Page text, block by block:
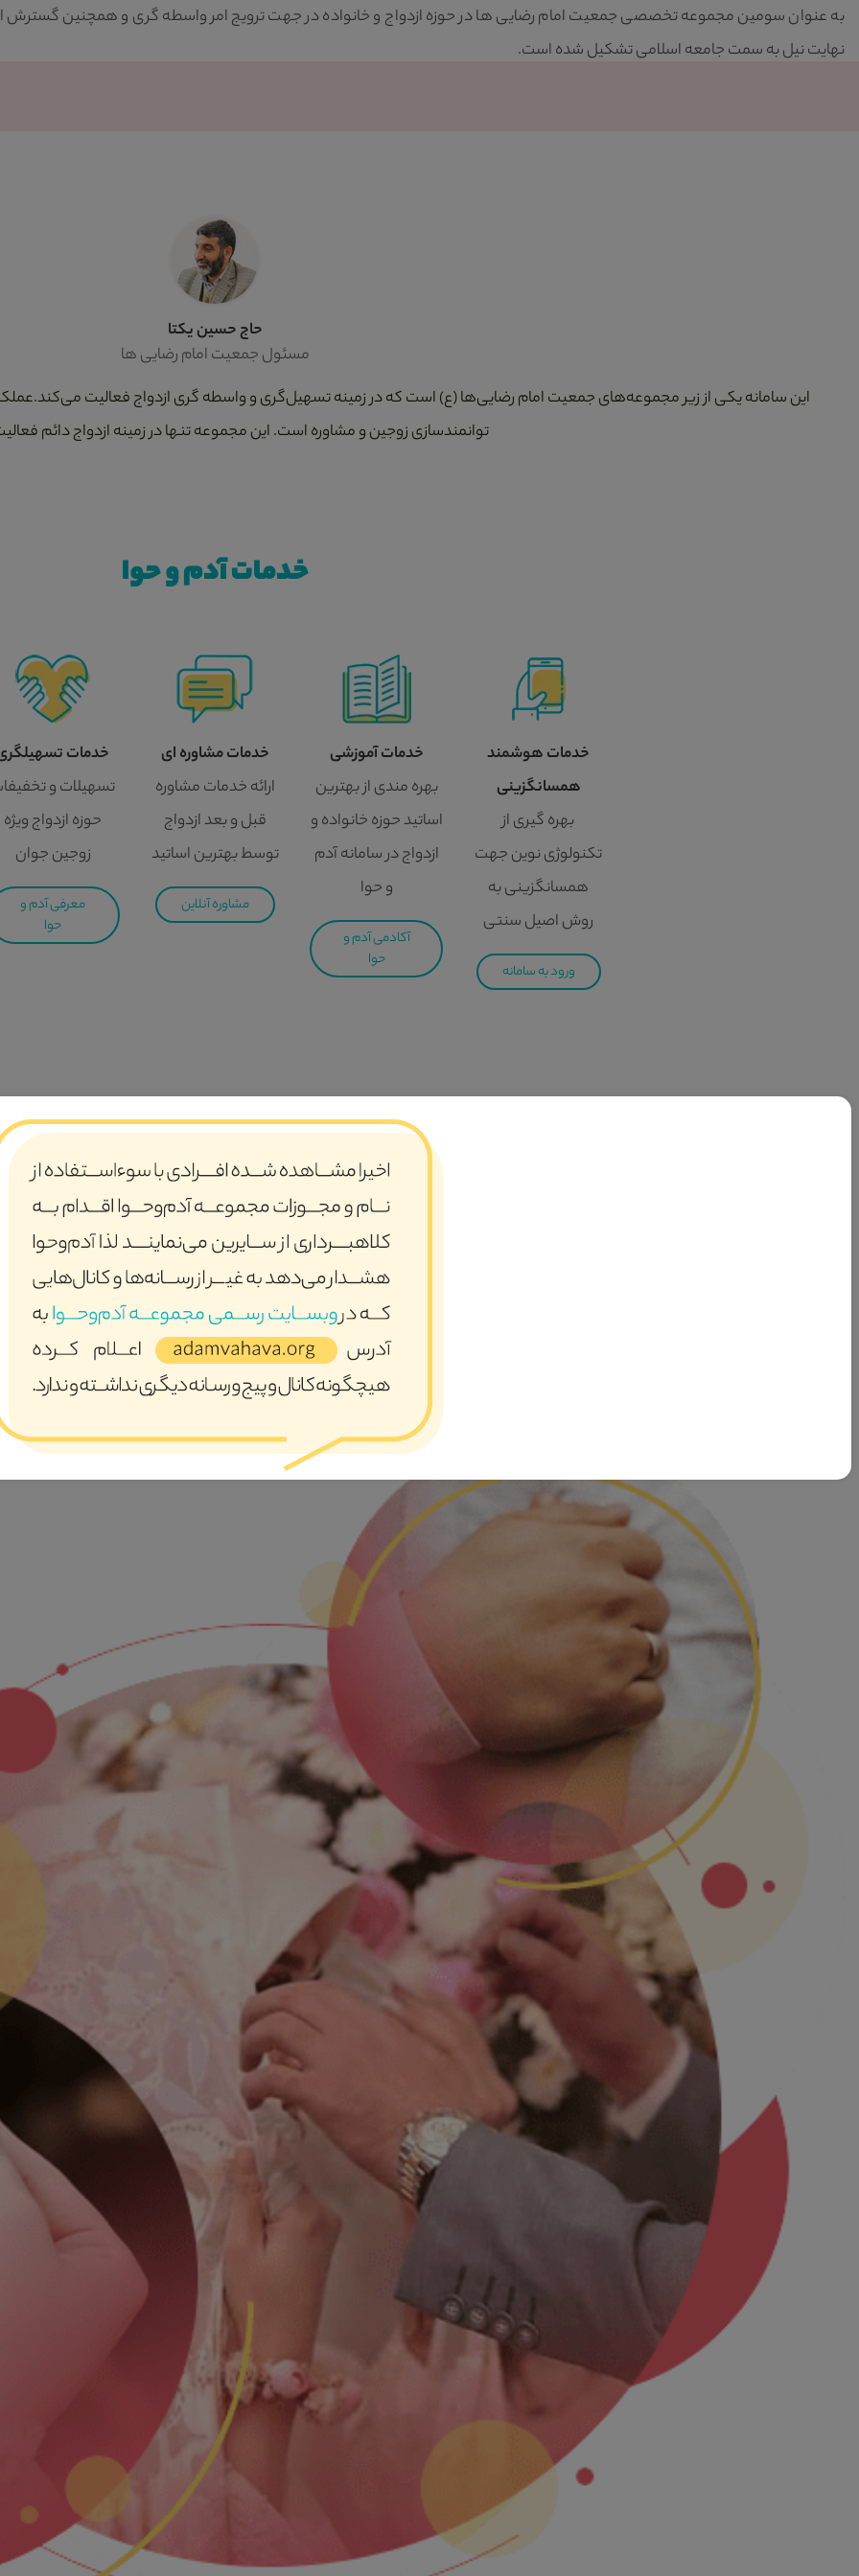
به عنوان سومین مجموعه تخصصی جمعیت امام رضایی ها در حوزه ازدواج و خانواده در جهت ترویج امر واسطه گری و همچنین گسترش
نهایت نیل به سمت جامعه اسلامی تشکیل شده است.
حاج حسین یکتا
مسئول جمعیت امام رضایی ها
این سامانه یکی از زیر مجموعه‌های جمعیت امام رضایی‌ها (ع) است که در زمینه تسهیل‌گری و واسطه گری ازدواج فعالیت
توانمندسازی زوجین و مشاوره است. این مجموعه تنها در زمینه ازدواج دائم
خدمات آدم و حوا
خدمات هوشمند
همسانگزینی
بهره گیری از
تکنولوژی نوین جهت
همسانگزینی به
روش اصیل سنتی
ورود به سامانه
خدمات آموزشی
بهره مندی از بهترین
اساتید حوزه خانواده و
ازدواج در سامانه آدم
و حوا
آکادمی آدم و
حوا
خدمات مشاوره ای
ارائه خدمات مشاوره
قبل و بعد ازدواج
توسط بهترین اساتید
مشاوره آنلاین
خدمات
تسهیلات و
حوزه ازدواج ویژه
زوجین جوان
معرفی آدم و
حوا
مجموعه توانمندسازی و تسهیلگری ازدواج آدم و حوا بعنوان سومین مجموعه تخصصی جمعیت امام رضایی ها با مسئولیت حاج حسین
رهبری نسبت به ترویج امر واسطه گری و همچنین گسترش ازدواج صحیح اسلامی و شکل‌گیری خانواده بر مبنای تعالیم اسلام و قرآن و در
بحث واسطه‌گری یا شفاعت در ازدواج، در فرمایشات خدای متعال و معصومین علیهم‌السلام ذکر شده است. در سوره‌ی مبارکه نور، آن‌جا که
آدم و حوا پس از بررسی های بسیار به این نتیجه رسیده که تاثیرگذاری عمیق و کلان در حوزه خانواده بصورت تک بعدی اتفاق نخواهد
بصورت صحیح و تحت اشراف کارشناسان خبره حوزه خانواده و ازدواج در کنار هم قرار گیرند تا به سمت نقطه مطلوب حرکت کنیم .